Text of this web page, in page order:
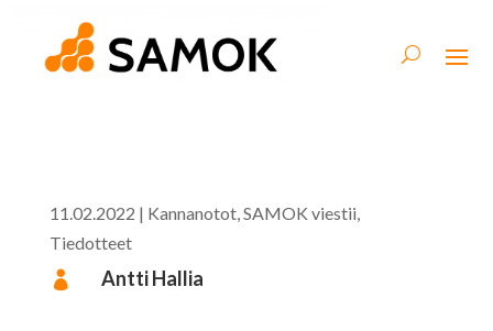
11.02.2022 | Kannanotot,SAMOK viestii,
Tiedotteet
 Antti Hallia